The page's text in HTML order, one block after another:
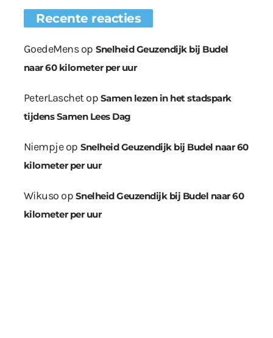
Recente reacties
GoedeMensop Snelheid Geuzendijk bij Budel
naar 60 kilometer per uur
PeterLaschetop Samen lezen in het stadspark
tijdens Samen Lees Dag
Niempjeop Snelheid Geuzendijk bij Budel naar 60
kilometer per uur
Wikuso op Snelheid Geuzendijk bij Budel naar 60
kilometer per uur